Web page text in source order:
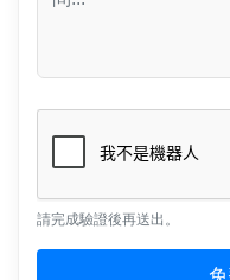
請完成驗證後再送出。